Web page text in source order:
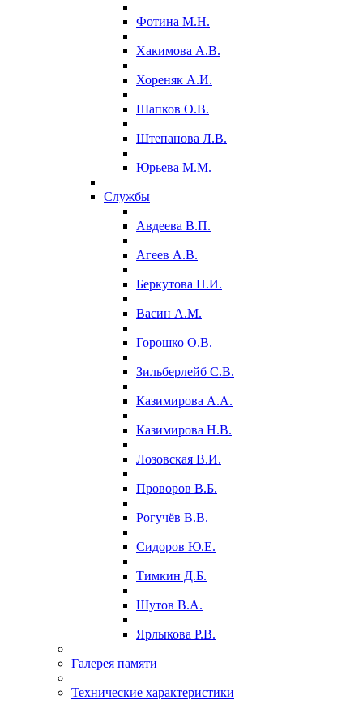
Фотина М.Н.
Хакимова А.В.
Хореняк А.И.
Шапков О.В.
Штепанова Л.В.
Юрьева М.М.
Службы
Авдеева В.П.
Агеев А.В.
Беркутова Н.И.
Васин А.М.
Горошко О.В.
Зильберлейб С.В.
Казимирова А.А.
Казимирова Н.В.
Лозовская В.И.
Проворов В.Б.
Рогучёв В.В.
Сидоров Ю.Е.
Тимкин Д.Б.
Шутов В.А.
Ярлыкова Р.В.
Галерея памяти
Технические характеристики